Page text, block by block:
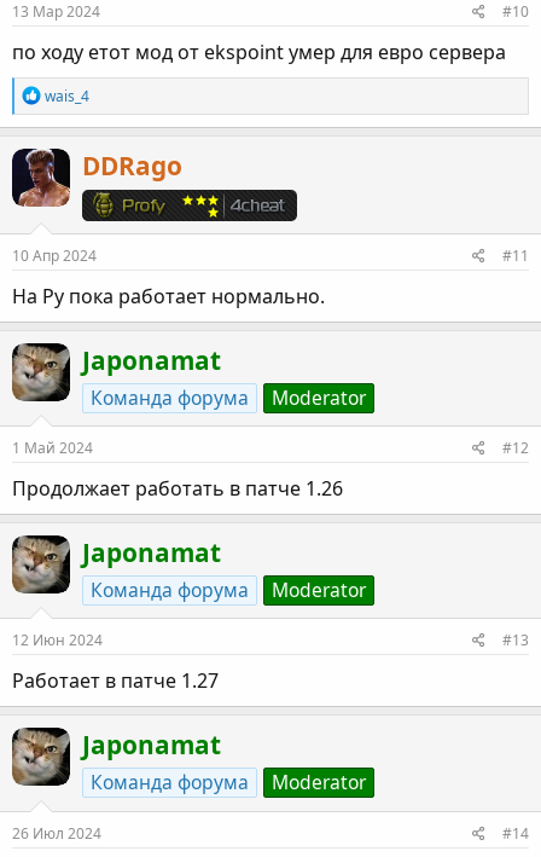
13 Мар 2024 #10
по ходу етот мод от ekspoint умер для евро сервера
Р
е
а
к
ц
и
и
:
wais_4
DDRago
10 Апр 2024 #11
На Ру пока работает нормально.
Japonamat
Команда форума Moderator
1 Май 2024 #12
Продолжает работать в патче 1.26
Japonamat
Команда форума Moderator
12 Июн 2024 #13
Работает в патче 1.27
Japonamat
Команда форума Moderator
26 Июл 2024 #14